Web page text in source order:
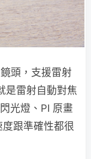
頭，支援雷射
是雷射自動對焦
光燈、PI 原畫
跟準確性都很